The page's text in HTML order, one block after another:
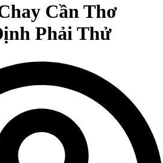
Cần Thơ
Phải Thử